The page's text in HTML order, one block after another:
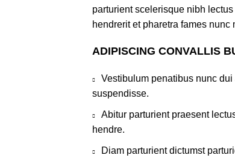
parturient scelerisque nibh
hendrerit et pharetra fames nunc
ADIPISCING CONVALLIS
Vestibulum penatibus nunc
suspendisse.
Abitur parturient praesent
hendre.
Diam parturient dictumst